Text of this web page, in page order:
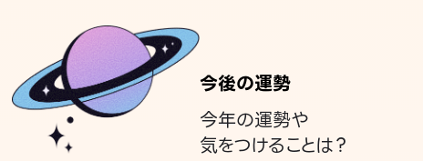
今後の運勢
今年の運勢や
気をつけることは？